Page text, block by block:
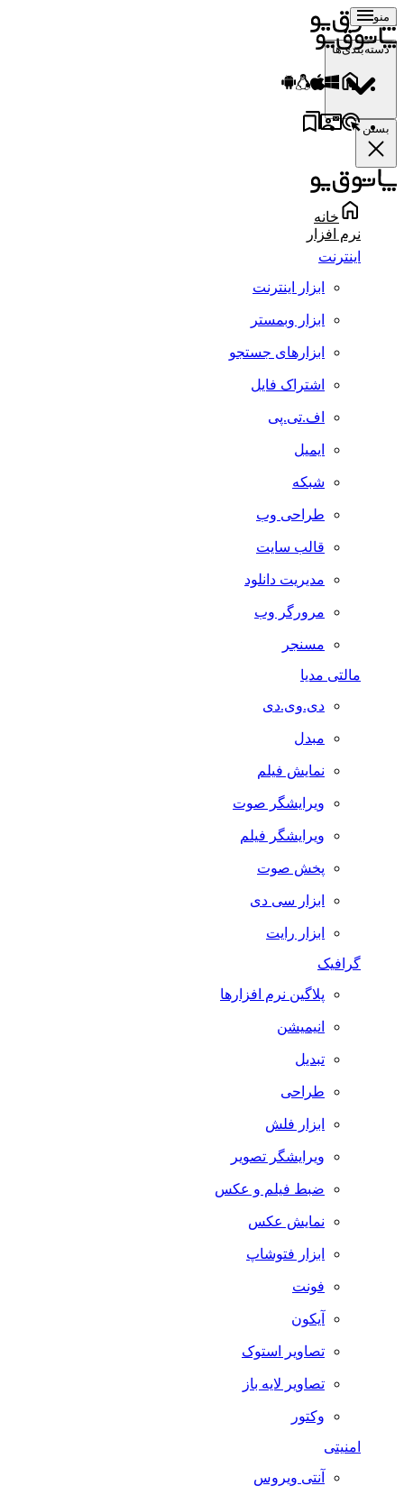
منو
دسته‌بندی‌ها
بستن
خانه
نرم افزار
اینترنت
ابزار اینترنت
ابزار وبمستر
ابزارهای جستجو
اشتراک فایل
اف.تی.پی
ایمیل
شبکه
طراحی وب
قالب سایت
مدیریت دانلود
مرورگر وب
مسنجر
مالتی مدیا
دی.وی.دی
مبدل
نمایش فیلم
ویرایشگر صوت
ویرایشگر فیلم
پخش صوت
ابزار سی دی
ابزار رایت
گرافیک
پلاگین نرم افزارها
انیمیشن
تبدیل
طراحی
ابزار فلش
ویرایشگر تصویر
ضبط فيلم و عكس
نمایش عکس
ابزار فتوشاپ
فونت
آیکون
تصاویر استوک
تصاویر لایه باز
وکتور
امنیتی
آنتی ویروس